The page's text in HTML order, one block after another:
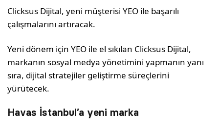
Clicksus Dijital, yeni müşterisi YEO ile başarılı
çalışmalarını artıracak.
Yeni dönem için YEO ile el sıkılan Clicksus Dijital,
markanın sosyal medya yönetimini yapmanın yanı
sıra, dijital stratejiler geliştirme süreçlerini
yürütecek.
Havas İstanbul’a yeni marka